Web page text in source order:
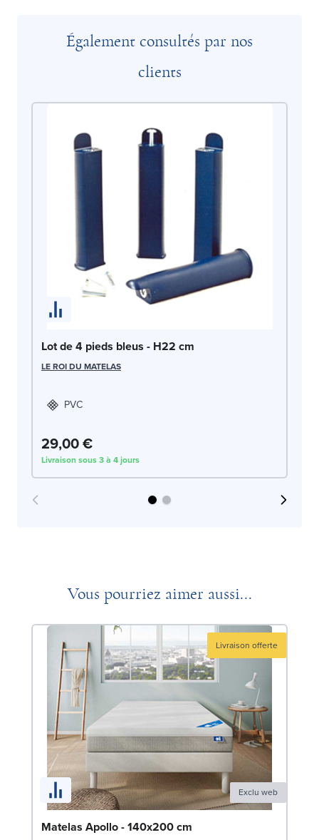
Également consultés par nos
clients
Lot de 4 pieds bleus - H22 cm
LE ROI DU MATELAS
PVC
29,00 €
Livraison sous 3 à 4 jours
Vous pourriez aimer aussi...
Livraison offerte
Exclu web
Matelas Apollo - 140x200 cm